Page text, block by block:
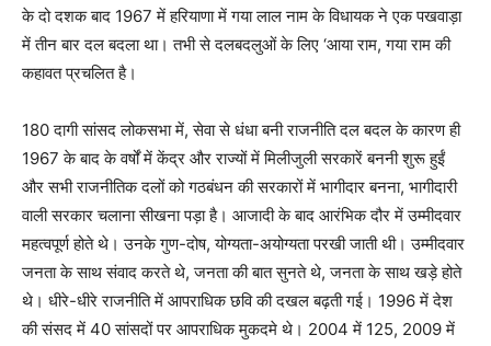
के दो दशक बाद 1967 में हरियाणा में गया लाल नाम के विधायक ने एक पखवाड़ा
में तीन बार दल बदला था। तभी से दलबदलुओं के लिए ‘आया राम, गया राम की
कहावत प्रचलित है।
180 दागी सांसद लोकसभा में, सेवा से धंधा बनी राजनीति दल बदल के कारण ही
1967 के बाद के वर्षों में केंद्र और राज्यों में मिलीजुली सरकारें बननी शुरू हुईं
और सभी राजनीतिक दलों को गठबंधन की सरकारों में भागीदार बनना, भागीदारी
वाली सरकार चलाना सीखना पड़ा है। आजादी के बाद आरंभिक दौर में उम्मीदवार
महत्वपूर्ण होते थे। उनके गुण-दोष, योग्यता-अयोग्यता परखी जाती थी। उम्मीदवार
जनता के साथ संवाद करते थे, जनता की बात सुनते थे, जनता के साथ खड़े होते
थे। धीरे-धीरे राजनीति में आपराधिक छवि की दखल बढ़ती गई। 1996 में देश
की संसद में 40 सांसदों पर आपराधिक मुकदमे थे। 2004 में 125, 2009 में